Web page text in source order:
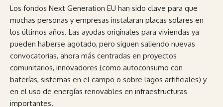
Los fondos Next Generation EU han sido clave para que
muchas personas y empresas instalaran placas solares en
los últimos años. Las ayudas originales para viviendas ya
pueden haberse agotado, pero siguen saliendo nuevas
convocatorias, ahora más centradas en proyectos
comunitarios, innovadores (como autoconsumo con
baterías, sistemas en el campo o sobre lagos artificiales) y
en el uso de energías renovables en infraestructuras
importantes.